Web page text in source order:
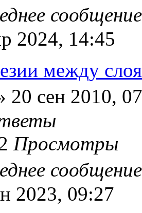
2024, 14:45
между
20 сен 2010,
Просмотры
2023, 09:27